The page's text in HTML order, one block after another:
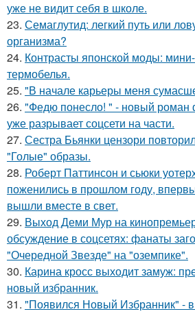
уже не видит себя в школе.
23. Семаглутид: легкий путь или
организма?
24. Контрасты японской моды:
термобелья.
25. "В начале карьеры меня
26. "Федю понесло! " - новый роман
уже разрывает соцсети на части.
27. Сестра Бьянки цензори
"Голые" образы.
28. Роберт Паттинсон и сьюки
поженились в прошлом году,
вышли вместе в свет.
29. Выход Деми Мур на
обсуждение в соцсетях: фанаты
"Очередной Звезде" на "оземпике".
30. Карина кросс выходит замуж:
новый избранник.
31. "Появился Новый Избранник" -